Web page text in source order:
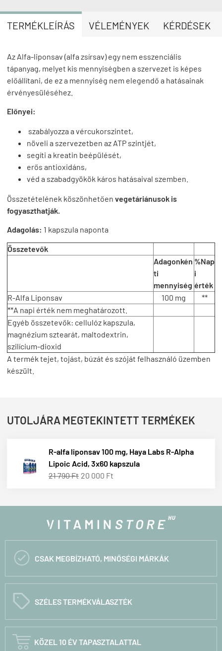
TERMÉKLEÍRÁS VÉLEMÉNYEK KÉRDÉSEK
Az Alfa-liponsav (alfa zsírsav) egy nem esszenciális
tápanyag, melyet kis mennyiségben a szervezet is képes
előállítani, de ez a mennyiség nem elegendő a hatásainak
érvényesüléséhez.
Előnyei:
szabályozza a vércukorszintet,
növeli a szervezetben az ATP szintjét,
segíti a kreatin beépülését,
erős antioxidáns,
véd a szabadgyökök káros hatásaival szemben.
Összetételének köszönhetően vegetáriánusok is
fogyaszthatják.
Adagolás: 1 kapszula naponta
Összetevők
Adagonkén
ti
mennyiség
%Nap
i
érték
R-Alfa Liponsav
100 mg
**
**A napi érték nem meghatározott.
Egyéb összetevők: cellulóz kapszula,
magnézium sztearát, maltodextrin,
szilícium-dioxid
A termék tejet, tojást, búzát és szóját felhasználó üzemben
készült.
UTOLJÁRA MEGTEKINTETT TERMÉKEK
R-alfa liponsav 100 mg, Haya Labs R-Alpha
Lipoic Acid, 3x60 kapszula
21 790 Ft 20 000 Ft
 CSAK MEGBÍZHATÓ, MINŐSÉGI MÁRKÁK
C SZÉLES TERMÉKVÁLASZTÉK
 KÖZEL 10 ÉV TAPASZTALATTAL